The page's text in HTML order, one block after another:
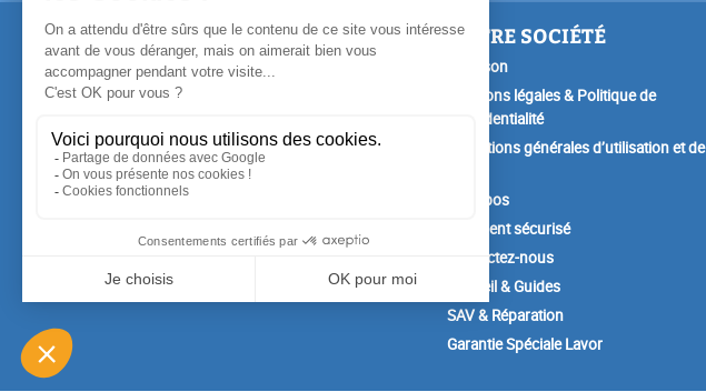
PRODUITS
Promotions
Nouveaux produits
NOTRE SOCIÉTÉ
Livraison
Mentions légales & Politique de
Confidentialité
Conditions générales d’utilisation et de
A propos
Paiement sécurisé
Contactez-nous
Conseil & Guides
SAV & Réparation
Garantie Spéciale Lavor